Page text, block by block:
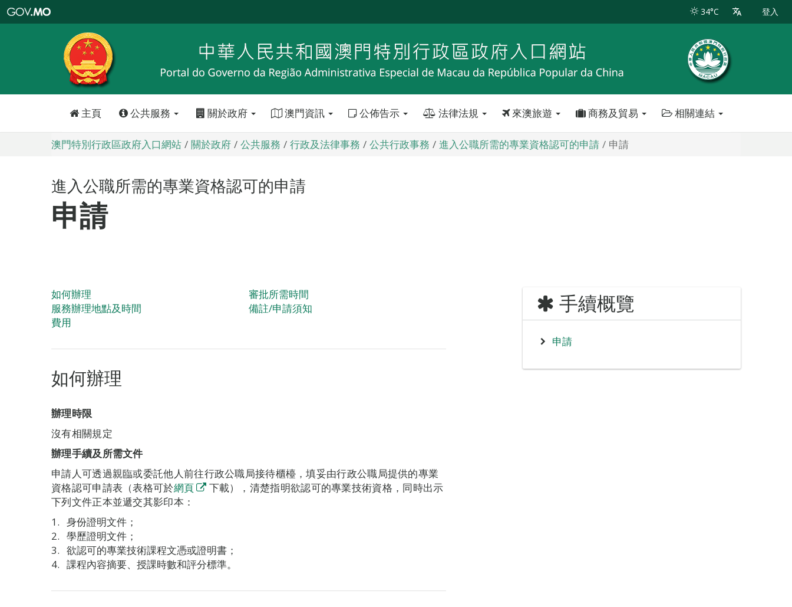
特
政
區
政
口
34°C 登入
主頁 公共服務 關於政府 澳門資訊 公佈告示 法律法規 來澳旅遊 商務及貿易 相關連結
澳門特別行政區政府入口網站 關於政府 公共服務 行政及法律事務 公共行政事務 進入公職所需的專業資格認可的申請 申請
進入公職所需的專業資格認可的申請
申請
如何辦理
服務辦理地點及時間
費用
審批所需時間
備註/申請須知
如何辦理
辦理時限
沒有相關規定
辦理手續及所需文件
申請人可透過親臨或委託他人前往行政公職局接待櫃檯，填妥由行政公職局提供的專業
資格認可申請表（表格可於網頁
下載），清楚指明欲認可的專業技術資格，同時出示
下列文件正本並遞交其影印本：
身份證明文件；
學歷證明文件；
欲認可的專業技術課程文憑或證明書；
課程內容摘要、授課時數和評分標準。
手續概覽
申請